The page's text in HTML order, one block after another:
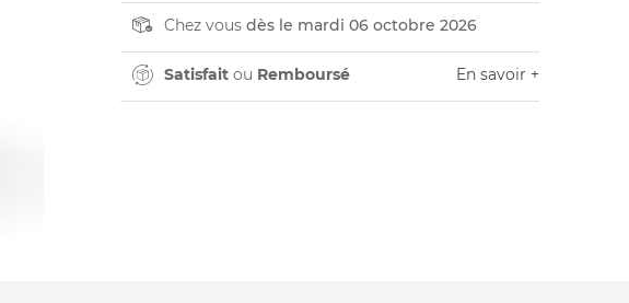
Chez vous dès le mardi 06 octobre 2026
Satisfaitou Remboursé En savoir +